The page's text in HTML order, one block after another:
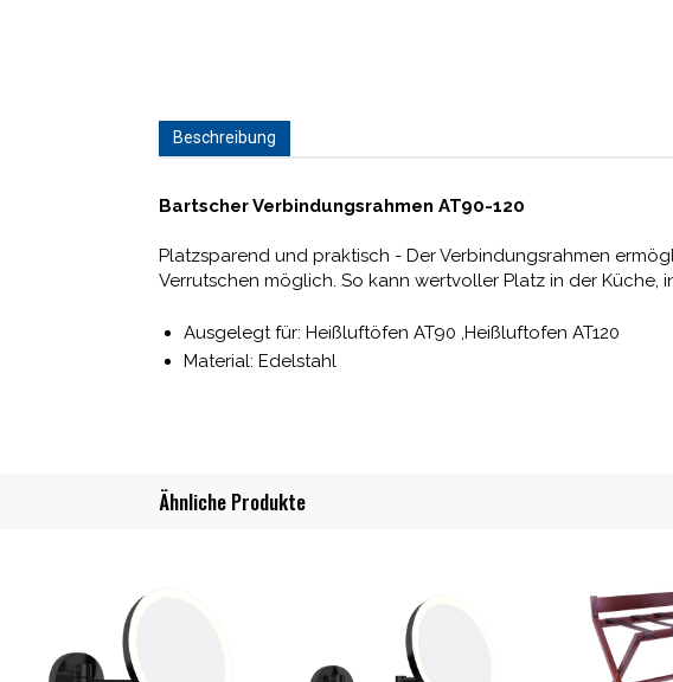
Beschreibung
Bartscher Verbindungsrahmen AT90-120
Platzsparend und praktisch - Der Verbindungsrahmen
Verrutschen möglich. So kann wertvoller Platz in der Küche,
Ausgelegt für: Heißluftöfen AT90 ,Heißluftofen AT120
Material: Edelstahl
Ähnliche Produkte